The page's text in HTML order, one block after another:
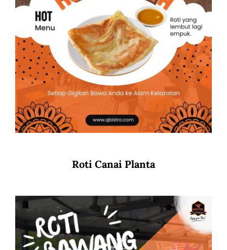
Roti Canai Planta